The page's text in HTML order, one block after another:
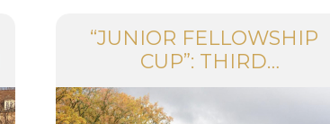
“JUNIOR FELLOWSHIP
CUP”: THIRD
CONSECUTIVE VICTORY
FOR SAINT-GERMAIN!